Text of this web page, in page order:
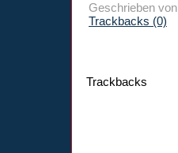
Geschrieben von
Trackbacks (0)
Trackbacks